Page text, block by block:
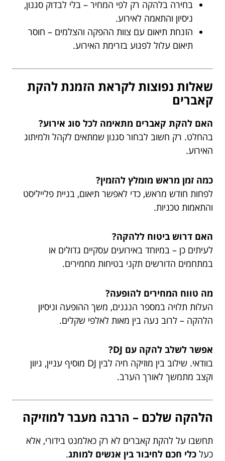
בחירה בלהקה רק לפי המחיר – בלי לבדוק סגנון,
ניסיון והתאמה לאירוע.
הזנחת תיאום עם צוות ההפקה והצלמים – חוסר
תיאום עלול לפגוע בזרימת האירוע.
שאלות נפוצות לקראת הזמנת להקת
קאברים
האם להקת קאברים מתאימה לכל סוג אירוע?
בהחלט. רק חשוב לבחור סגנון שמתאים לקהל ולמיתוג
האירוע.
כמה זמן מראש מומלץ להזמין?
לפחות חודש מראש, כדי לאפשר תיאום, בניית פלייליסט
והתאמות טכניות.
האם דרוש ביטוח ללהקה?
לעיתים כן – במיוחד באירועים עסקיים גדולים או
במתחמים הדורשים תקני בטיחות מחמירים.
מה טווח המחירים להופעה?
העלות תלויה במספר הנגנים, משך ההופעה וניסיון
הלהקה – לרוב נעה בין מאות לאלפי שקלים.
אפשר לשלב להקה עם DJ?
בוודאי. שילוב בין מוזיקה חיה לבין DJ מוסיף עניין, גיוון
וקצב מתמשך לאורך הערב.
הלהקה שלכם – הרבה מעבר למוזיקה
תחשבו על להקת קאברים לא רק כאלמנט בידורי, אלא
כעל כלי חכם לחיבור בין אנשים למותג.